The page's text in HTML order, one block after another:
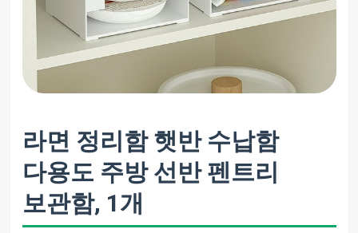
라면 정리함 햇반 수납함
다용도 주방 선반 펜트리
보관함, 1개